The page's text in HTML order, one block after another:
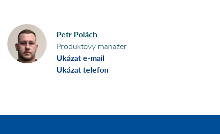
Petr Polách
Produktový manažer
Ukázat e-mail
Ukázat telefon